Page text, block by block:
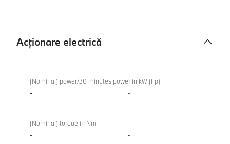
Acţionare electrică
electrică
M235
xDrive
(Nominal) power/30 minutes power in kW (hp)
- -
(Nominal) torque in Nm
- -